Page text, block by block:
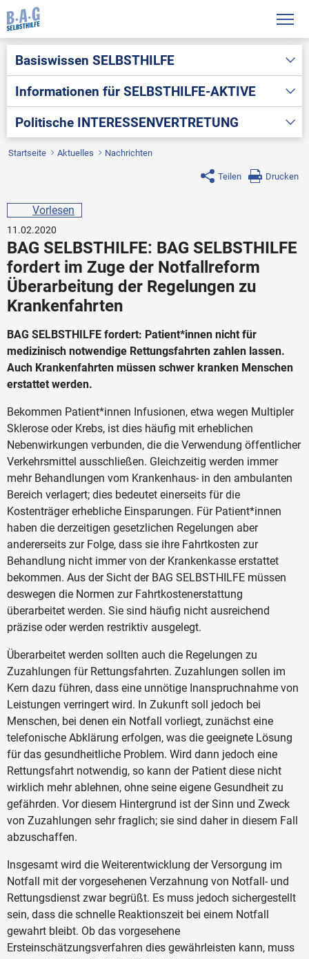
Basiswissen SELBSTHILFE
Informationen für SELBSTHILFE-AKTIVE
Politische INTERESSENVERTRETUNG
Startseite Aktuelles Nachrichten
Teilen Drucken
Vorlesen
11.02.2020
BAG SELBSTHILFE: BAG SELBSTHILFE
fordert im Zuge der Notfallreform
Überarbeitung der Regelungen zu
Krankenfahrten
BAG SELBSTHILFE fordert: Patient*innen nicht für
medizinisch notwendige Rettungsfahrten zahlen lassen.
Auch Krankenfahrten müssen schwer kranken Menschen
erstattet werden.
Bekommen Patient*innen Infusionen, etwa wegen Multipler
Sklerose oder Krebs, ist dies häufig mit erheblichen
Nebenwirkungen verbunden, die die Verwendung öffentlicher
Verkehrsmittel ausschließen. Gleichzeitig werden immer
mehr Behandlungen vom Krankenhaus- in den ambulanten
Bereich verlagert; dies bedeutet einerseits für die
Kostenträger erhebliche Einsparungen. Für Patient*innen
haben die derzeitigen gesetzlichen Regelungen aber
andererseits zur Folge, dass sie ihre Fahrtkosten zur
Behandlung nicht immer von der Krankenkasse erstattet
bekommen. Aus der Sicht der BAG SELBSTHILFE müssen
deswegen die Normen zur Fahrtkostenerstattung
überarbeitet werden. Sie sind häufig nicht ausreichend
präzise oder werden restriktiv ausgelegt.
Überarbeitet werden sollten auch die Regelungen zu
Zuzahlungen für Rettungsfahrten. Zuzahlungen sollen im
Kern dazu führen, dass eine unnötige Inanspruchnahme von
Leistungen verringert wird. In Zukunft soll jedoch bei
Menschen, bei denen ein Notfall vorliegt, zunächst eine
telefonische Abklärung erfolgen, was die geeignete Lösung
für das gesundheitliche Problem. Wird dann jedoch eine
Rettungsfahrt notwendig, so kann der Patient diese nicht
wirklich mehr ablehnen, ohne seine eigene Gesundheit zu
gefährden. Vor diesem Hintergrund ist der Sinn und Zweck
von Zuzahlungen sehr fraglich; sie sind daher in diesem Fall
abzuschaffen.
Insgesamt wird die Weiterentwicklung der Versorgung im
Notfall mit der vorgesehenen Verzahnung von Notfall- und
Rettungsdienst zwar begrüßt. Es muss jedoch sichergestellt
sein, dass die schnelle Reaktionszeit bei einem Notfall
gewahrt bleibt. Ob das vorgesehene
Ersteinschätzungsverfahren dies gewährleisten kann, muss